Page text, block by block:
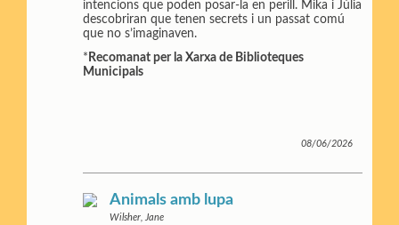
intencions que poden posar-la en perill. Mika i Júlia
descobriran que tenen secrets i un passat comú
que no s’imaginaven.
* Recomanat per la Xarxa de Biblioteques
Municipals
08/06/2026
Animals amb lupa
Wilsher, Jane